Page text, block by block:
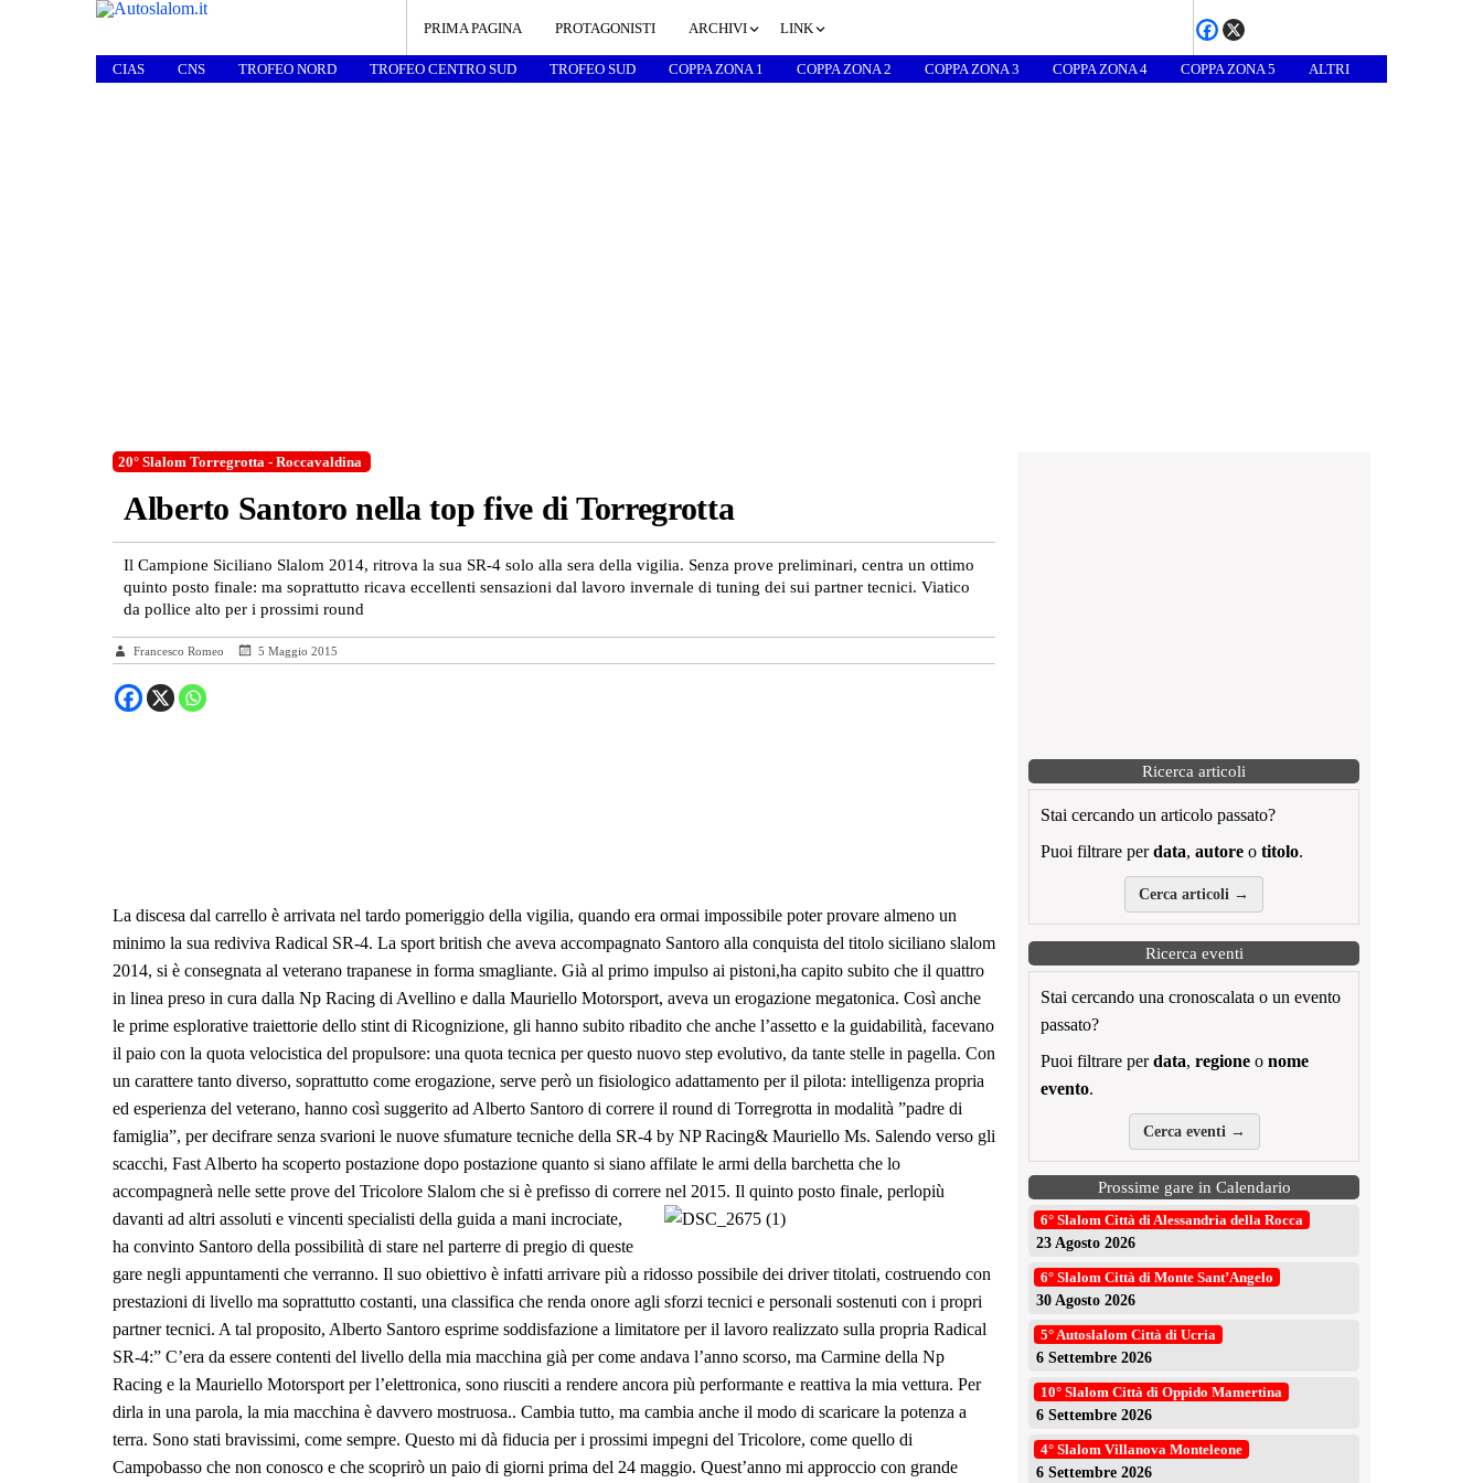
PRIMA PAGINA PROTAGONISTI ARCHIVI LINK
CIAS CNS TROFEO NORD TROFEO CENTRO SUD TROFEO SUD COPPA ZONA 1 COPPA ZONA 2 COPPA ZONA 3 COPPA ZONA 4 COPPA ZONA 5 ALTRI
20° Slalom Torregrotta - Roccavaldina
Alberto Santoro nella top five di Torregrotta
Il Campione Siciliano Slalom 2014, ritrova la sua SR-4 solo alla sera della vigilia. Senza prove preliminari, centra un ottimo
quinto posto finale: ma soprattutto ricava eccellenti sensazioni dal lavoro invernale di tuning dei sui partner tecnici. Viatico
da pollice alto per i prossimi round
Francesco Romeo 5 Maggio 2015
La discesa dal carrello è arrivata nel tardo pomeriggio della vigilia, quando era ormai impossibile poter provare almeno un
minimo la sua rediviva Radical SR-4. La sport british che aveva accompagnato Santoro alla conquista del titolo siciliano slalom
2014, si è consegnata al veterano trapanese in forma smagliante. Già al primo impulso ai pistoni,ha capito subito che il quattro
in linea preso in cura dalla Np Racing di Avellino e dalla Mauriello Motorsport, aveva un erogazione megatonica. Così anche
le prime esplorative traiettorie dello stint di Ricognizione, gli hanno subito ribadito che anche l’assetto e la guidabilità, facevano
il paio con la quota velocistica del propulsore: una quota tecnica per questo nuovo step evolutivo, da tante stelle in pagella. Con
un carattere tanto diverso, soprattutto come erogazione, serve però un fisiologico adattamento per il pilota: intelligenza propria
ed esperienza del veterano, hanno così suggerito ad Alberto Santoro di correre il round di Torregrotta in modalità ”padre di
famiglia”, per decifrare senza svarioni le nuove sfumature tecniche della SR-4 by NP Racing& Mauriello Ms. Salendo verso gli
scacchi, Fast Alberto ha scoperto postazione dopo postazione quanto si siano affilate le armi della barchetta che lo
accompagnerà nelle sette prove del Tricolore Slalom che si è prefisso di correre nel 2015. Il quinto posto finale, perlopiù
davanti ad altri assoluti e vincenti specialisti della guida a mani incrociate,
ha convinto Santoro della possibilità di stare nel parterre di pregio di queste
gare negli appuntamenti che verranno. Il suo obiettivo è infatti arrivare più a ridosso possibile dei driver titolati, costruendo con
prestazioni di livello ma soprattutto costanti, una classifica che renda onore agli sforzi tecnici e personali sostenuti con i propri
partner tecnici. A tal proposito, Alberto Santoro esprime soddisfazione a limitatore per il lavoro realizzato sulla propria Radical
SR-4:” C’era da essere contenti del livello della mia macchina già per come andava l’anno scorso, ma Carmine della Np
Racing e la Mauriello Motorsport per l’elettronica, sono riusciti a rendere ancora più performante e reattiva la mia vettura. Per
dirla in una parola, la mia macchina è davvero mostruosa.. Cambia tutto, ma cambia anche il modo di scaricare la potenza a
terra. Sono stati bravissimi, come sempre. Questo mi dà fiducia per i prossimi impegni del Tricolore, come quello di
Campobasso che non conosco e che scoprirò un paio di giorni prima del 24 maggio. Quest’anno mi approccio con grande
Ricerca articoli
Stai cercando un articolo passato?
Puoi filtrare perdata, autore o titolo.
Cerca articoli →
Ricerca eventi
Stai cercando una cronoscalata o un evento
passato?
Puoi filtrare perdata, regione o nome
evento.
Cerca eventi →
Prossime gare in Calendario
6° Slalom Città di Alessandria della Rocca
23 Agosto 2026
6° Slalom Città di Monte Sant’Angelo
30 Agosto 2026
5° Autoslalom Città di Ucria
6 Settembre 2026
10° Slalom Città di Oppido Mamertina
6 Settembre 2026
4° Slalom Villanova Monteleone
6 Settembre 2026